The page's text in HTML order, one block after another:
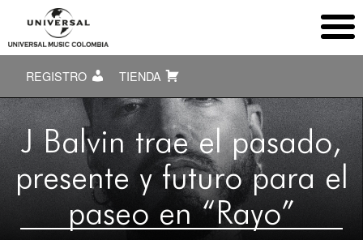
REGISTRO TIENDA
J Balvin trae el pasado,
presente y futuro para el
paseo en “Rayo”